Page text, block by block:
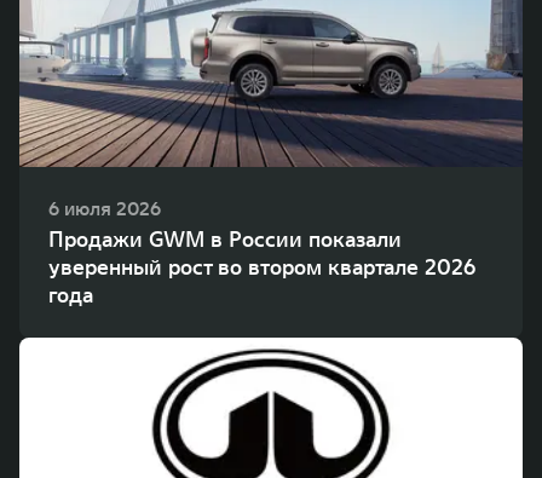
WEY 80
Масштаб возможностей
от 6 449 000 ₽
WEY 80 Лаундж
Масштаб возможностей
от 8 099 000 ₽
6 июля 2026
Продажи GWM в России показали
уверенный рост во втором квартале 2026
года